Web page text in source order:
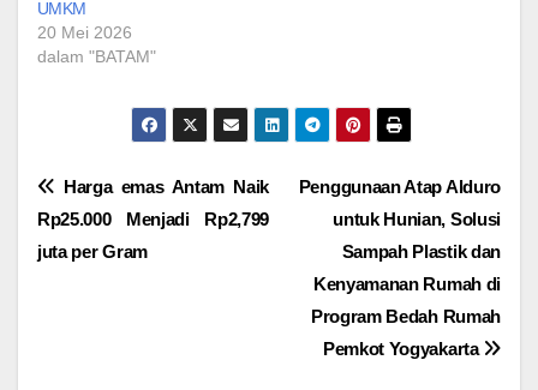
UMKM
20 Mei 2026
dalam "BATAM"
Navigasi
pos
Penggunaan Atap Alduro
untuk Hunian, Solusi
Sampah Plastik dan
Kenyamanan Rumah di
Program Bedah Rumah
Pemkot Yogyakarta ‎
Harga emas Antam Naik
Rp25.000 Menjadi Rp2,799
juta per Gram